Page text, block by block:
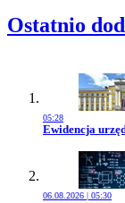
Ostatnio
05:28
Przejdź do
Ewidencja
06.08.2026 | 05:30